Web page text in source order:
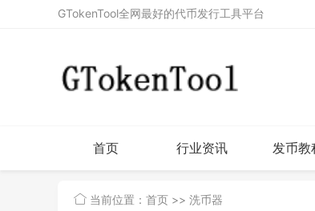
GTokenTool全网最好的代币发行工具平台
首页 行业资讯 发币教
当前位置： 首页 >> 洗币器